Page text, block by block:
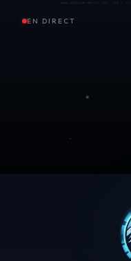
EN DIRECT